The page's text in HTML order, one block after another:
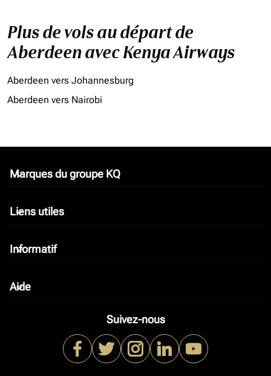
Plus de vols au départ de
Aberdeen avec Kenya Airways
Aberdeen vers Johannesburg
Aberdeen vers Nairobi
Marques du groupe KQ
keyboard_arrow_down
Liens utiles
keyboard_arrow_down
Informatif
keyboard_arrow_down
Aide
keyboard_arrow_down
Suivez-nous